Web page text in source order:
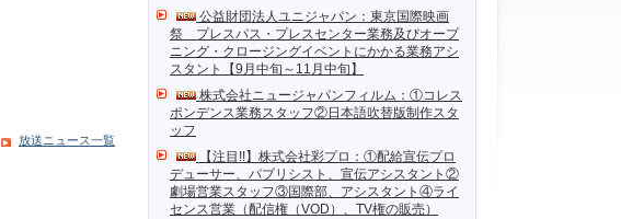
公益財団法人ユニジャパン：東京国際映画
祭 プレスパス・プレスセンター業務及びオープ
ニング・クロージングイベントにかかる業務アシ
スタント【9月中旬～11月中旬】
株式会社ニュージャパンフィルム：①コレス
ポンデンス業務スタッフ②日本語吹替版制作スタ
ッフ
【注目!!】株式会社彩プロ：①配給宣伝プロ
デューサー、パブリシスト、宣伝アシスタント②
劇場営業スタッフ③国際部、アシスタント④ライ
センス営業（配信権（VOD）、TV権の販売）
放送ニュース一覧